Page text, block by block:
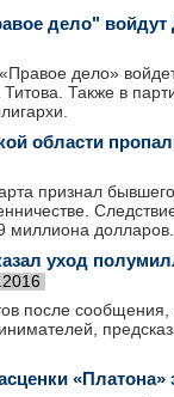
дело" войдут
дело»
Также в
области
признал
миллиона долларов.
уход
после